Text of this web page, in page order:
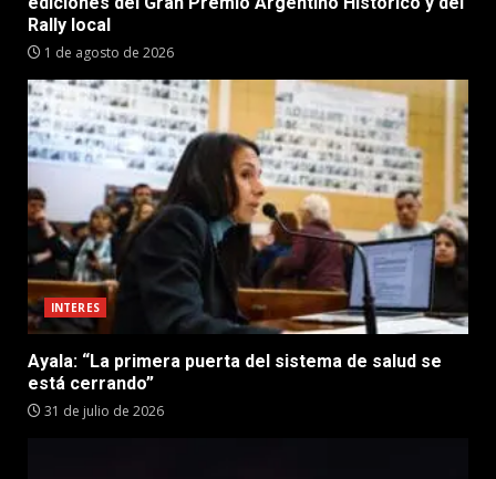
Rally local
1 de agosto de 2026
INTERES
Ayala: “La primera puerta del sistema de salud se
está cerrando”
31 de julio de 2026